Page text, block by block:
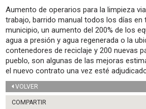
Aumento de operarios para la limpieza
trabajo, barrido manual todos los días
municipio, un aumento del 200% de los
agua a presión y agua regenerada o la
contenedores de reciclaje y 200 nuevas
pueblo, son algunas de las mejoras
el nuevo contrato una vez esté
VOLVER
COMPARTIR